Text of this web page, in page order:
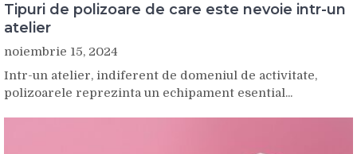
Tipuri de polizoare de care este nevoie intr-un
atelier
noiembrie 15, 2024
Intr-un atelier, indiferent de domeniul de activitate,
polizoarele reprezinta un echipament esential...